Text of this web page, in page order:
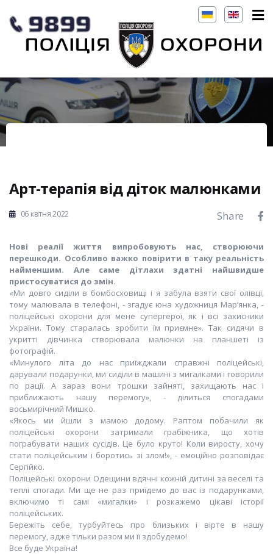
Арт-терапія від діток малюнками
06 квітня 2022 Share
Нові реалії життя випробовують нас, створюючи
перешкоди. Особливо важко повірити в таку реальність
найменшим. Але саме дітлахи здатні найшвидше
пристосуватися до змін.
«Ми довго сиділи в бомбосховищі і я забула взяти свої олівці,
тому малювала в телефоні, - згадує юна художниця Мар‘янка, -
поліцейські охорони для мене супергерої, як і всі захисники
України. Тому старалась зробити їм приємне». Так сидячи в
укритті дівчинка створювала малюнки на планшеті із
фотографій.
«Минулого літа до нас приїжджали справжні поліцейські,
дарували подарунки, ми сиділи в машині з мигалками і говорили
по рації. А зараз вони трошки зайняті, захищають нас і
приближають нашу перемогу», - ділиться спогадами
восьмирічний Мишко.
«Якось ми йшли з мамою додому. Раптом побачили як
поліцейські охорони затримали грабіжника, що хотів
пограбувати наших сусідів. Це було круто! Коли виросту, хочу
стати поліцейським і боротись зі злом!», - емоційно розповідає
Сергійко.
Поліцейські охорони Одещини вдячні кожній дитині за веселі та
теплі спогади. Ми ще не раз приїдемо до вас із подарунками,
включимо ті самі «мигалки» і розкажемо цікаві історії
поліцейських.
Бережіть себе, турбуйтесь про близьких і вірте в нашу
перемогу, адже тільки разом ми її здобудемо!
Все буде Україна!